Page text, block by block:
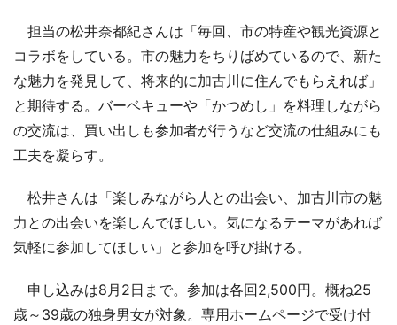
担当の松井奈都紀さんは「毎回、市の特産や観光資源と
コラボをしている。市の魅力をちりばめているので、新た
な魅力を発見して、将来的に加古川に住んでもらえれば」
と期待する。バーベキューや「かつめし」を料理しながら
の交流は、買い出しも参加者が行うなど交流の仕組みにも
工夫を凝らす。
松井さんは「楽しみながら人との出会い、加古川市の魅
力との出会いを楽しんでほしい。気になるテーマがあれば
気軽に参加してほしい」と参加を呼び掛ける。
申し込みは8月2日まで。参加は各回2,500円。概ね25
歳～39歳の独身男女が対象。専用ホームページで受け付